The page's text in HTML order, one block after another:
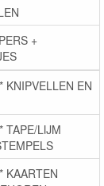
+
KNIPVELLEN EN
TAPE/LIJM
KAARTEN